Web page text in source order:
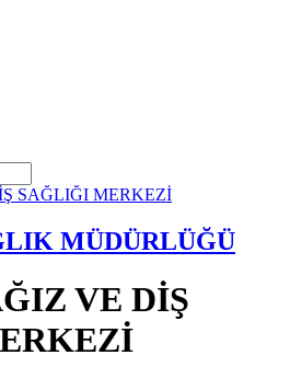
MÜDÜRLÜĞÜ
VE DİŞ